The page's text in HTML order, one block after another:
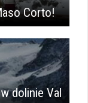
Corto!
dolinie Val